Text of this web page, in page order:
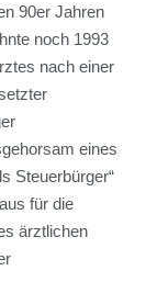
90er Jahren
noch 1993
nach einer
eines
Steuerbürger“
für die
ärztlichen